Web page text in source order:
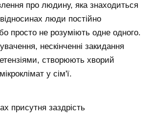
про людину, яка знаходиться
люди постійно
просто не розуміють одне одного.
нескінченні закидання
створюють хворий
у сім'ї.
присутня заздрість